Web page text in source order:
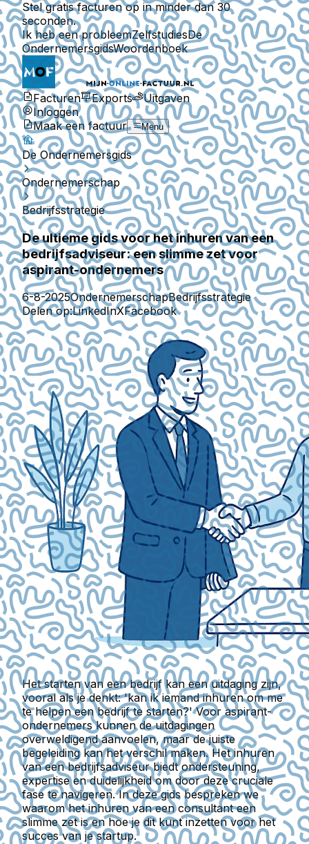
Stel gratis facturen op in minder dan 30
seconden.
Ik heb een probleemZelfstudiesDe
OndernemersgidsWoordenboek
Facturen Exports
Uitgaven
Inloggen
Maak een factuur
Menu
De Ondernemersgids
Ondernemerschap
Bedrijfsstrategie
De ultieme gids voor het inhuren van een
bedrijfsadviseur: een slimme zet voor
aspirant-ondernemers
6-8-2025OndernemerschapBedrijfsstrategie
Delen op:LinkedInXFacebook
Het starten van een bedrijf kan een uitdaging zijn,
vooral als je denkt: 'kan ik iemand inhuren om me
te helpen een bedrijf te starten?' Voor aspirant-
ondernemers kunnen de uitdagingen
overweldigend aanvoelen, maar de juiste
begeleiding kan het verschil maken. Het inhuren
van een bedrijfsadviseur biedt ondersteuning,
expertise en duidelijkheid om door deze cruciale
fase te navigeren. In deze gids bespreken we
waarom het inhuren van een consultant een
slimme zet is en hoe je dit kunt inzetten voor het
succes van je startup.